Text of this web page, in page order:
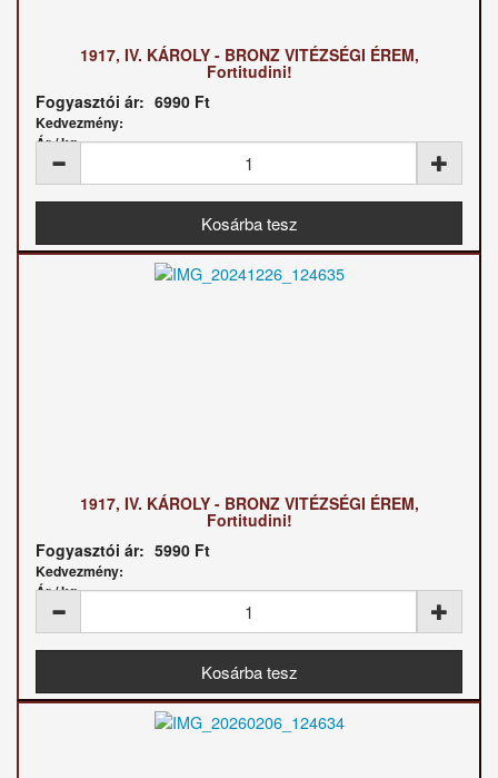
1917, IV. KÁROLY - BRONZ VITÉZSÉGI ÉREM,
Fortitudini!
Fogyasztói ár: 6990 Ft
Kedvezmény:
Ár / kg:
1917, IV. KÁROLY - BRONZ VITÉZSÉGI ÉREM,
Fortitudini!
Fogyasztói ár: 5990 Ft
Kedvezmény:
Ár / kg: